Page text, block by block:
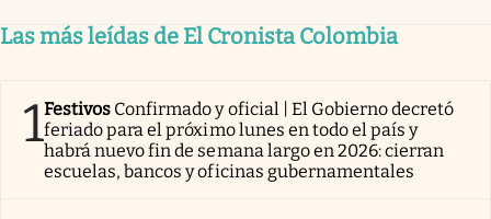
Las más leídas de El Cronista Colombia
1Festivos Confirmado y oficial | El Gobierno decretó
feriado para el próximo lunes en todo el país y
habrá nuevo fin de semana largo en 2026: cierran
escuelas, bancos y oficinas gubernamentales